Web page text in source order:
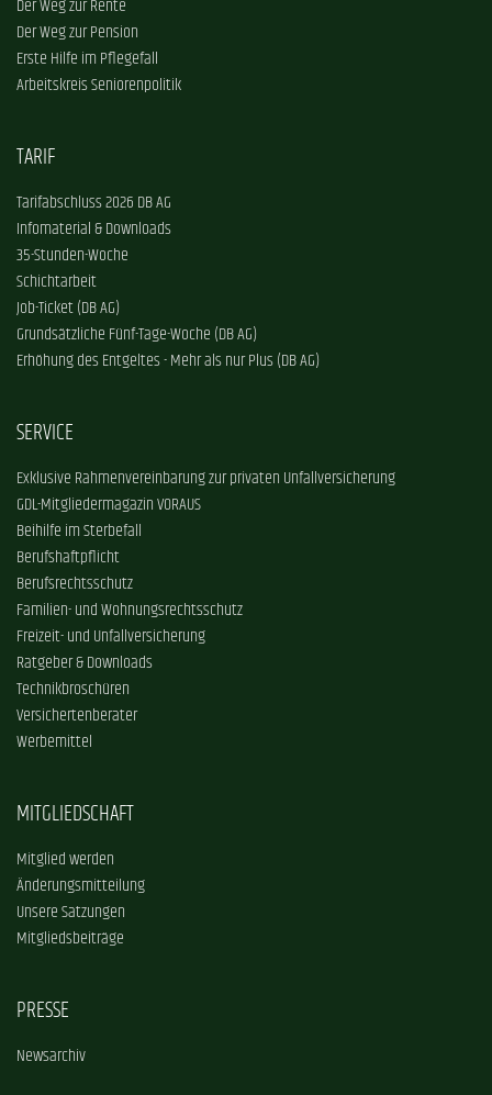
Der Weg zur Rente
Der Weg zur Pension
Erste Hilfe im Pflegefall
Arbeitskreis Seniorenpolitik
TARIF
Tarifabschluss 2026 DB AG
Infomaterial & Downloads
35-Stunden-Woche
Schichtarbeit
Job-Ticket (DB AG)
Grundsätzliche Fünf-Tage-Woche (DB AG)
Erhöhung des Entgeltes - Mehr als nur Plus (DB AG)
SERVICE
Exklusive Rahmenvereinbarung zur privaten Unfallversicherung
GDL-Mitgliedermagazin VORAUS
Beihilfe im Sterbefall
Berufshaftpflicht
Berufsrechtsschutz
Familien- und Wohnungsrechtsschutz
Freizeit- und Unfallversicherung
Ratgeber & Downloads
Technikbroschüren
Versichertenberater
Werbemittel
MITGLIEDSCHAFT
Mitglied werden
Änderungsmitteilung
Unsere Satzungen
Mitgliedsbeiträge
PRESSE
Newsarchiv